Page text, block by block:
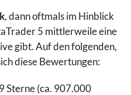
, dann oftmals im Hinblick
5 mittlerweile eine
gibt. Auf den folgenden,
diese Bewertungen:
Sterne (ca. 907.000